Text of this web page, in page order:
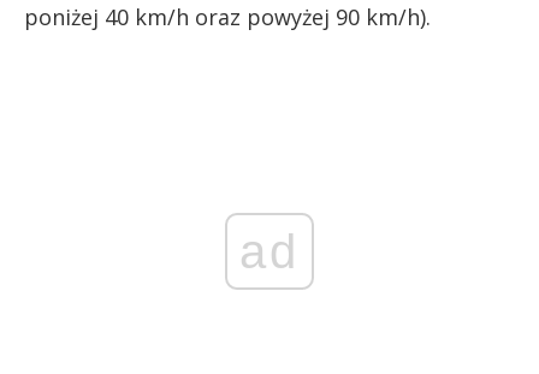
poniżej 40 km/h oraz powyżej 90 km/h).
ad